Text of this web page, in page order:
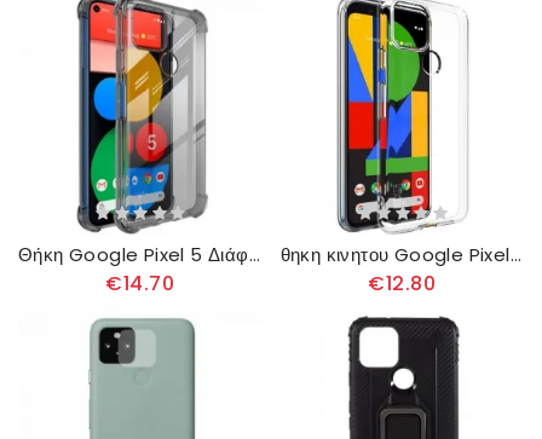
Θήκη Google Pixel 5 Διάφανο Μεταξένιο Ιμακ
€14.70
θηκη κινητου Google Pixel 5 Ux-5 Series Imak
€12.80